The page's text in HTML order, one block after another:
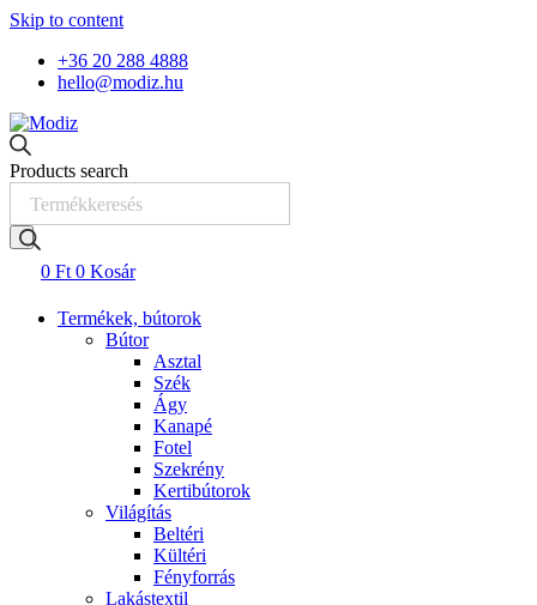
Skip to content
+36 20 288 4888
hello@modiz.hu
Products search
0 Ft 0 Kosár
Termékek, bútorok
Bútor
Asztal
Szék
Ágy
Kanapé
Fotel
Szekrény
Kertibútorok
Világítás
Beltéri
Kültéri
Fényforrás
Lakástextil